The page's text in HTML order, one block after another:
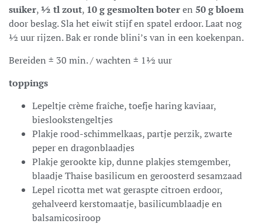
suiker,½ tl zout, 10 g gesmolten boteren 50 g bloem
door beslag. Sla het eiwit stijf en spatel erdoor. Laat nog
½ uur rijzen. Bak er ronde blini’s van in een koekenpan.
Bereiden ± 30 min. / wachten ± 1½ uur
toppings
Lepeltje crème fraîche, toefje haring kaviaar,
bieslookstengeltjes
Plakje rood-schimmelkaas, partje perzik, zwarte
peper en dragonblaadjes
Plakje gerookte kip, dunne plakjes stemgember,
blaadje Thaise basilicum en geroosterd sesamzaad
Lepel ricotta met wat geraspte citroen erdoor,
gehalveerd kerstomaatje, basilicumblaadje en
balsamicosiroop